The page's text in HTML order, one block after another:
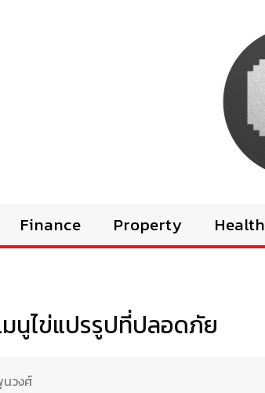
Finance Property Health
มนูไข่แปรรูปที่ปลอดภัย
วงศ์